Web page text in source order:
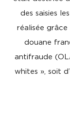
des saisies
réalisée
douane
antifraude
whites », soit